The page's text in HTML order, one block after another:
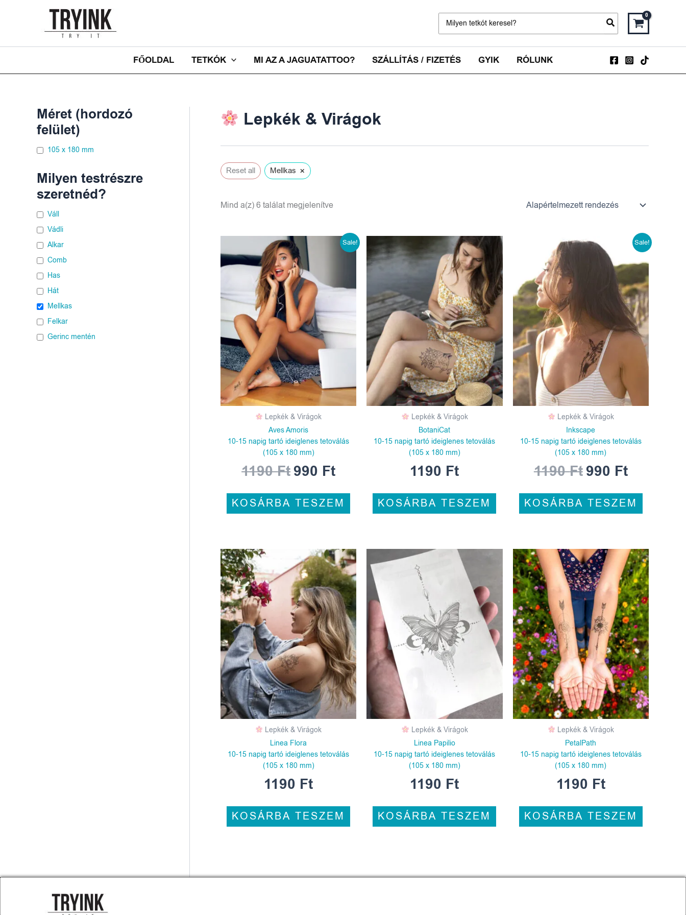
for:
FŐOLDAL TETKÓK MI AZ A JAGUATATTOO? SZÁLLÍTÁS / FIZETÉS GYIK RÓLUNK
Méret (hordozó
felület)
105 x 180 mm
Milyen testrészre
szeretnéd?
Váll
Vádli
Alkar
Comb
Has
Hát
Mellkas
Felkar
Gerinc mentén
Lepkék & Virágok
Reset all Mellkas ×
Mind a(z) 6 találat megjelenítve
Sale!
Lepkék & Virágok
Aves Amoris
10-15 napig tartó ideiglenes tetoválás
(105 x 180 mm)
1190Ft
Original
price
was:
1190 Ft.
990 Ft
Current
990 Ft.
KOSÁRBA TESZEM
Lepkék & Virágok
BotaniCat
10-15 napig tartó ideiglenes tetoválás
(105 x 180 mm)
1190 Ft
KOSÁRBA TESZEM
Sale!
Lepkék & Virágok
Inkscape
10-15 napig tartó ideiglenes tetoválás
(105 x 180 mm)
1190Ft
Original
price
1190 Ft.
990 Ft
Current
price
is:
990 Ft.
KOSÁRBA TESZEM
Lepkék & Virágok
Linea Flora
10-15 napig tartó ideiglenes tetoválás
(105 x 180 mm)
1190 Ft
KOSÁRBA TESZEM
Lepkék & Virágok
Linea Papilio
10-15 napig tartó ideiglenes tetoválás
(105 x 180 mm)
1190 Ft
KOSÁRBA TESZEM
Lepkék & Virágok
PetalPath
10-15 napig tartó ideiglenes tetoválás
(105 x 180 mm)
1190 Ft
KOSÁRBA TESZEM